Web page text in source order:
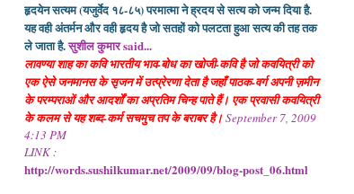
हृदयेन सत्यम (यजुर्वेद १८-८५) परमात्मा ने ह्रदय से सत्य को जन्म दिया है.
यह वही अंतर्मन और वही हृदय है जो सतहों को पलटता हुआ सत्य की तह तक
ले जाता है.सुशील कुमार said...
लावण्या शाह का कवि भारतीय भाव-बोध का खोजी-कवि है जो कवयित्री को
एक ऐसे जनमानस के सृजन में उत्प्रेरणा देता है जहाँ पाठक-वर्ग अपनी ज़मीन
के परम्पराओं और आदर्शों का अप्रतिम चिन्ह पाते हैं। एक प्रवासी कवयित्री
के कलम से यह शब्द-कर्म सचमुच तप के बराबर है। September 7, 2009
4:13 PM
LINK :
http://words.sushilkumar.net/2009/09/blog-post_06.html